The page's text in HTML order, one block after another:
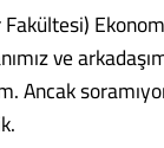
ve
Ancak